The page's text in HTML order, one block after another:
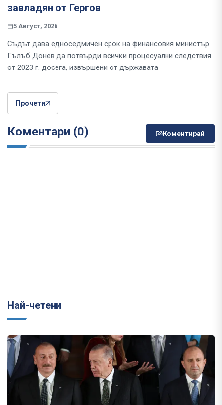
завладян от Гергов
5 Август, 2026
Съдът дава едноседмичен срок на финансовия министър
Гълъб Донев да потвърди всички процесуални следствия
от 2023 г. досега, извършени от държавата
Прочети
Коментари (0) Коментирай
Най-четени